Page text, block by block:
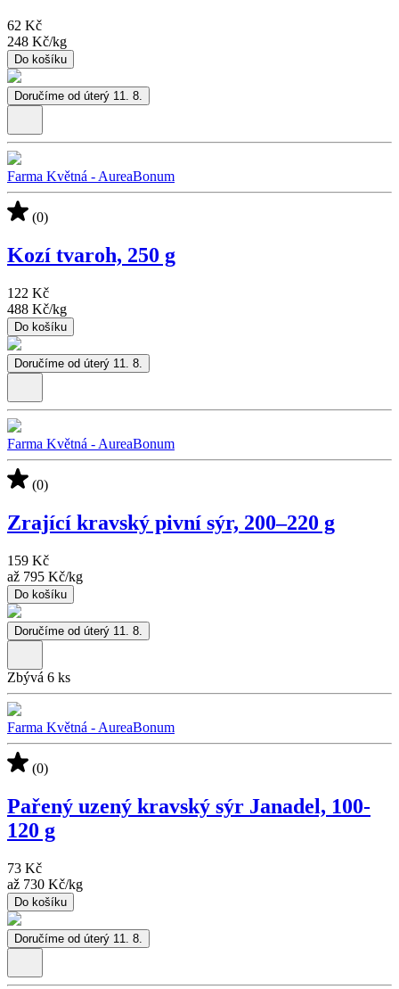
62 Kč
248 Kč/kg
Do košíku
Doručíme od úterý 11. 8.
Farma Květná - AureaBonum
(0)
Kozí tvaroh, 250 g
122 Kč
488 Kč/kg
Do košíku
Doručíme od úterý 11. 8.
Farma Květná - AureaBonum
(0)
Zrající kravský pivní sýr, 200–220 g
159 Kč
až 795 Kč/kg
Do košíku
Doručíme od úterý 11. 8.
Zbývá 6 ks
Farma Květná - AureaBonum
(0)
Pařený uzený kravský sýr Janadel, 100-
120 g
73 Kč
až 730 Kč/kg
Do košíku
Doručíme od úterý 11. 8.